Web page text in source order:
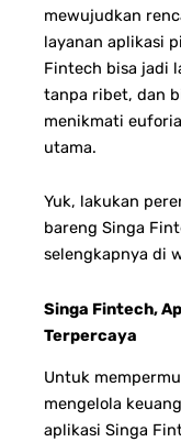
mewujudkan
layanan aplikasi
Fintech bisa jadi
tanpa ribet, dan
menikmati
utama.
Yuk, lakukan
bareng Singa
selengkapnya di
Singa Fintech,
Terpercaya
Untuk
mengelola
aplikasi Singa